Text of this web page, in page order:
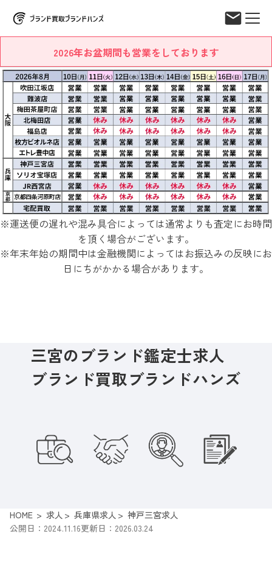
2026年お盆期間も営業をしております
※運送便の遅れや混み具合によっては通常よりも査定にお時間
を頂く場合がございます。
※年末年始の期間中は金融機関によってはお振込みの反映にお
日にちがかかる場合があります。
三宮のブランド鑑定士求人
ブランド買取ブランドハンズ
HOME 求人 兵庫県求人
神戸三宮求人
公開日：2024.11.16更新日：2026.03.24